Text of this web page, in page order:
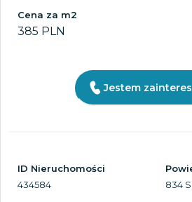
Cena za m2
385 PLN
Jestem
ID Nieruchomości
434584
834